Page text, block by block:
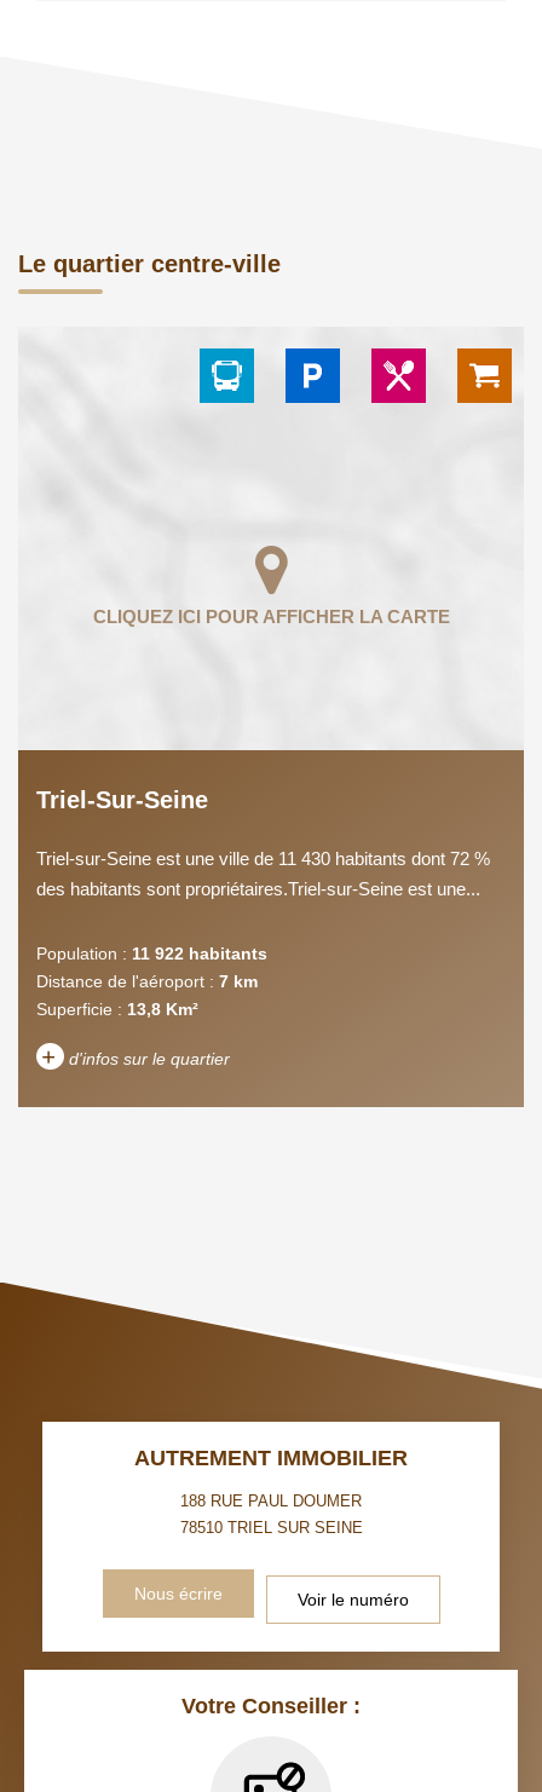
Le quartier centre-ville
Triel-Sur-Seine
Triel-sur-Seine est une ville de 11 430 habitants dont 72 %
des habitants sont propriétaires.Triel-sur-Seine est une...
Population : 11 922 habitants
Distance de l'aéroport : 7 km
Superficie : 13,8 Km²
+ d'infos sur le quartier
TAUX DE PROPRIÉTAIRES
PART DES MÉNAGES SANS
AUTREMENT IMMOBILIER
188 RUE PAUL DOUMER
78510 TRIEL SUR SEINE
Nous écrire Voir le numéro
Votre Conseiller :